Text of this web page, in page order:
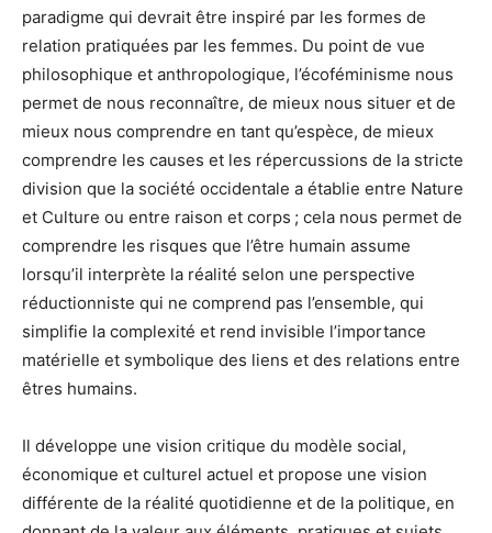
paradigme qui devrait être inspiré par les formes de
relation pratiquées par les femmes. Du point de vue
philosophique et anthropologique, l’écoféminisme nous
permet de nous reconnaître, de mieux nous situer et de
mieux nous comprendre en tant qu’espèce, de mieux
comprendre les causes et les répercussions de la stricte
division que la société occidentale a établie entre Nature
et Culture ou entre raison et corps ; cela nous permet de
comprendre les risques que l’être humain assume
lorsqu’il interprète la réalité selon une perspective
réductionniste qui ne comprend pas l’ensemble, qui
simplifie la complexité et rend invisible l’importance
matérielle et symbolique des liens et des relations entre
êtres humains.
Il développe une vision critique du modèle social,
économique et culturel actuel et propose une vision
différente de la réalité quotidienne et de la politique, en